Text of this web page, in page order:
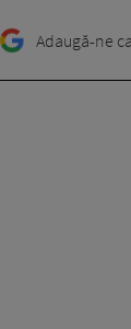
Adaugă-ne